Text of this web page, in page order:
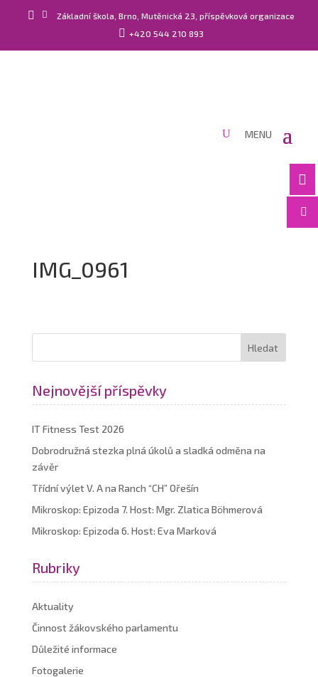
  Základní škola, Brno, Mutěnická 23, příspěvková organizace
 +420 544 210 893


IMG_0961
Nejnovější příspěvky
IT Fitness Test 2026
Dobrodružná stezka plná úkolů a sladká odměna na
závěr
Třídní výlet V. A na Ranch “CH” Ořešín
Mikroskop: Epizoda 7. Host: Mgr. Zlatica Böhmerová
Mikroskop: Epizoda 6. Host: Eva Marková
Rubriky
Aktuality
Činnost žákovského parlamentu
Důležité informace
Fotogalerie